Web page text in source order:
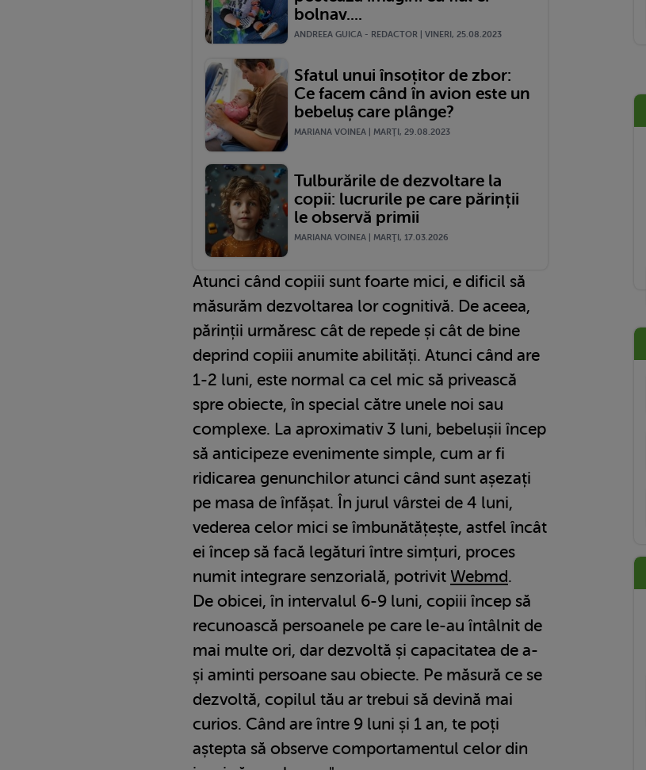
bolnav....
ANDREEA GUICA - REDACTOR | VINERI, 25.08.2023
Sfatul unui însoțitor de zbor:
Ce facem când în avion este un
bebeluș care plânge?
MARIANA VOINEA | MARŢI, 29.08.2023
Tulburările de dezvoltare la
copii: lucrurile pe care părinții
le observă primii
MARIANA VOINEA | MARŢI, 17.03.2026
Atunci când copiii sunt foarte mici, e dificil să
măsurăm dezvoltarea lor cognitivă. De aceea,
părinții urmăresc cât de repede și cât de bine
deprind copiii anumite abilități. Atunci când are
1-2 luni, este normal ca cel mic să privească
spre obiecte, în special către unele noi sau
complexe. La aproximativ 3 luni, bebelușii încep
să anticipeze evenimente simple, cum ar fi
ridicarea genunchilor atunci când sunt așezați
pe masa de înfășat. În jurul vârstei de 4 luni,
vederea celor mici se îmbunătățește, astfel încât
ei încep să facă legături între simțuri, proces
numit integrare senzorială, potrivit Webmd.
De obicei, în intervalul 6-9 luni, copiii încep să
recunoască persoanele pe care le-au întâlnit de
mai multe ori, dar dezvoltă și capacitatea de a-
și aminti persoane sau obiecte. Pe măsură ce se
dezvoltă, copilul tău ar trebui să devină mai
curios. Când are între 9 luni și 1 an, te poți
aștepta să observe comportamentul celor din